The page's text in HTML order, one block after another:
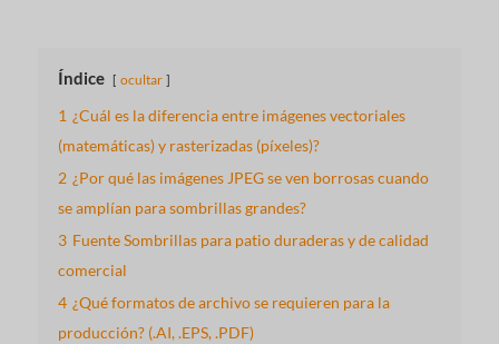
Índice ocultar
1 ¿Cuál es la diferencia entre imágenes vectoriales
(matemáticas) y rasterizadas (píxeles)?
2 ¿Por qué las imágenes JPEG se ven borrosas cuando
se amplían para sombrillas grandes?
3 Fuente Sombrillas para patio duraderas y de calidad
comercial
4 ¿Qué formatos de archivo se requieren para la
producción? (.AI, .EPS, .PDF)